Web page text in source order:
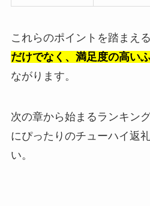
これらのポイントを踏まえる
だけでなく、満足度の高い
ながります。
次の章から始まるランキン
にぴったりのチューハイ返
い。